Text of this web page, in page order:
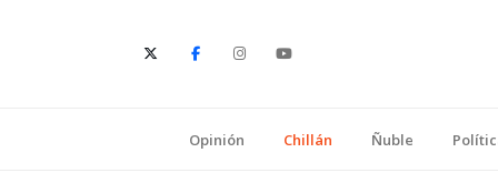
Opinión Chillán Ñuble